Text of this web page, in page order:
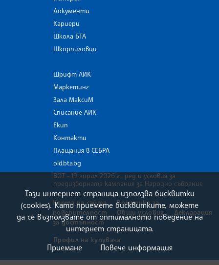
Документи
Кариери
Школа БТА
Шкорпиловци
Шрифт ЛИК
Маркетинг
Зала МаксиМ
Списание ЛИК
Екип
Контакти
Плащания в СЕБРА
old.bta.bg
ВОТ - 19 април 2026 г . ред и условия за
предизборната кампания за Народно събрание
Карта на сайта
Политика за
поверителност
Общи условия
Декларация
за достъпност
Профил на купувача
Тази интернет страница използва бисквитки
(cookies). Като приемете бисквитките, можете
да се възползвате от оптималното поведение на
интернет страницата.
Приемане
Повече информация